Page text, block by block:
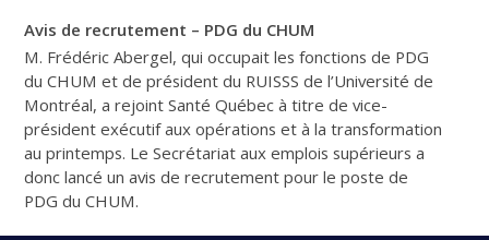
Avis de recrutement – PDG du CHUM
M. Frédéric Abergel, qui occupait les fonctions de PDG
du CHUM et de président du RUISSS de l’Université de
Montréal, a rejoint Santé Québec à titre de vice-
président exécutif aux opérations et à la transformation
au printemps. Le Secrétariat aux emplois supérieurs a
donc lancé un avis de recrutement pour le poste de
PDG du CHUM.